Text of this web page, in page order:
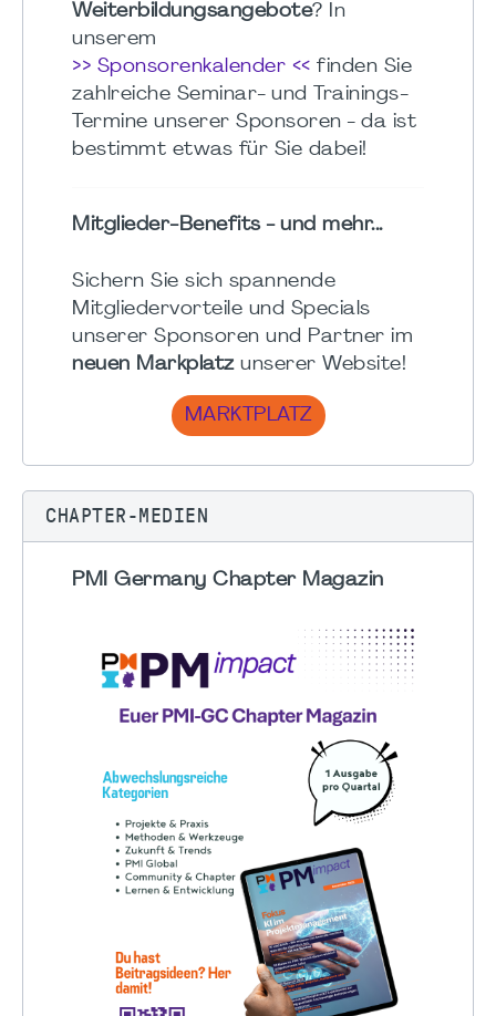
Weiterbildungsangebote? In
unserem
>> Sponsorenkalender << finden Sie
zahlreiche Seminar- und Trainings-
Termine unserer Sponsoren - da ist
bestimmt etwas für Sie dabei!
Mitglieder-Benefits - und mehr...
Sichern Sie sich spannende
Mitgliedervorteile und Specials
unserer Sponsoren und Partner im
neuen Markplatzunserer Website!
MARKTPLATZ
CHAPTER-MEDIEN
PMI Germany Chapter Magazin